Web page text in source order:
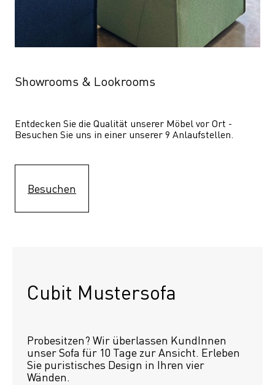
Showrooms & Lookrooms
Entdecken Sie die Qualität unserer Möbel vor Ort -
Besuchen Sie uns in einer unserer 9 Anlaufstellen.
Besuchen
Cubit Mustersofa
Probesitzen? Wir überlassen KundInnen
unser Sofa für 10 Tage zur Ansicht. Erleben
Sie puristisches Design in Ihren vier
Wänden.